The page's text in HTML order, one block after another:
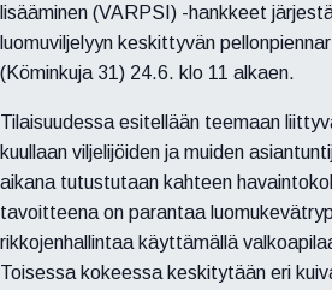
lisääminen (VARPSI) -hankkeet
luomuviljelyyn keskittyvän
(Köminkuja 31) 24.6. klo 11 alkaen.
Tilaisuudessa esitellään teemaan
kuullaan viljelijöiden ja muiden
aikana tutustutaan kahteen
tavoitteena on parantaa
rikkojenhallintaa käyttämällä
Toisessa kokeessa keskitytään eri